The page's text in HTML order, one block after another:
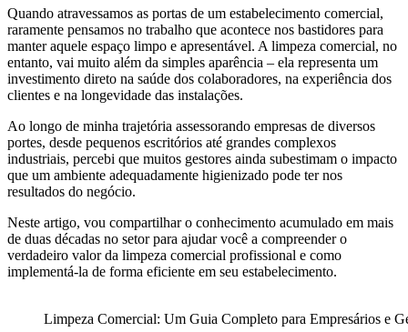
Quando atravessamos as portas de um estabelecimento comercial,
raramente pensamos no trabalho que acontece nos bastidores para
manter aquele espaço limpo e apresentável. A limpeza comercial, no
entanto, vai muito além da simples aparência – ela representa um
investimento direto na saúde dos colaboradores, na experiência dos
clientes e na longevidade das instalações.
Ao longo de minha trajetória assessorando empresas de diversos
portes, desde pequenos escritórios até grandes complexos
industriais, percebi que muitos gestores ainda subestimam o impacto
que um ambiente adequadamente higienizado pode ter nos
resultados do negócio.
Neste artigo, vou compartilhar o conhecimento acumulado em mais
de duas décadas no setor para ajudar você a compreender o
verdadeiro valor da limpeza comercial profissional e como
implementá-la de forma eficiente em seu estabelecimento.
Limpeza Comercial: Um Guia Completo para Empresários e